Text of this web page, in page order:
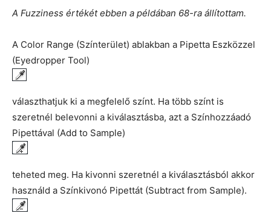
A Fuzziness értékét ebben a példában 68-ra állítottam.
A Color Range (Színterület) ablakban a Pipetta Eszközzel
(Eyedropper Tool)
választhatjuk ki a megfelelő színt. Ha több színt is
szeretnél belevonni a kiválasztásba, azt a Színhozzáadó
Pipettával (Add to Sample)
teheted meg. Ha kivonni szeretnél a kiválasztásból akkor
használd a Színkivonó Pipettát (Subtract from Sample).